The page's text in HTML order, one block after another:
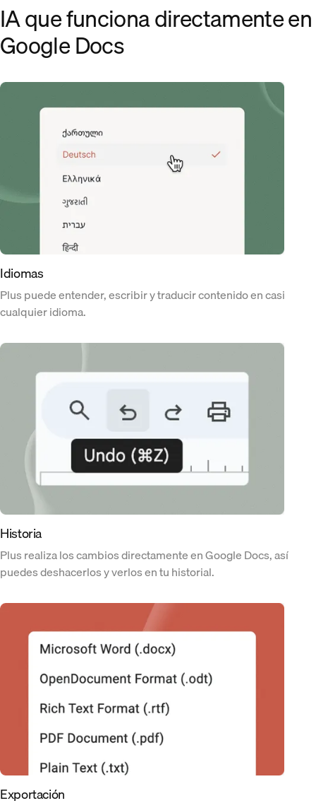
IA que funciona directamente en
Google Docs
Idiomas
Plus puede entender, escribir y traducir contenido en casi
cualquier idioma.
Historia
Plus realiza los cambios directamente en Google Docs, así
puedes deshacerlos y verlos en tu historial.
Exportación